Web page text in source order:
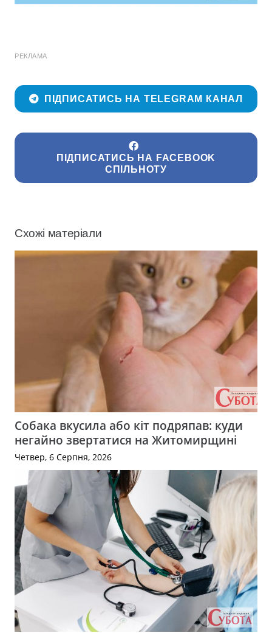
РЕКЛАМА
ПІДПИСАТИСЬ НА TELEGRAM КАНАЛ
ПІДПИСАТИСЬ НА FACEBOOK
СПІЛЬНОТУ
Схожі матеріали
Собака вкусила або кіт подряпав: куди
негайно звертатися на Житомирщині
Четвер, 6 Серпня, 2026